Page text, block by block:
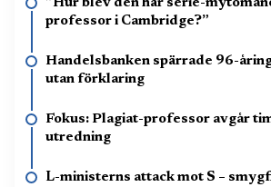
”Hur blev den här serie-
professor i Cambridge?”
Handelsbanken spärrade 96-
utan förklaring
Fokus: Plagiat-professor avgår
utredning
L-ministerns attack mot S –